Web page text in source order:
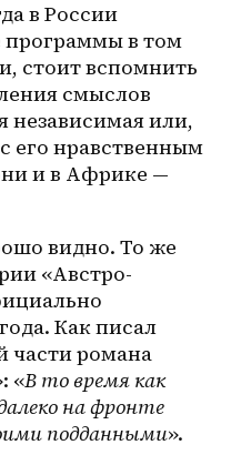
в России
в том
стоит вспомнить
смыслов
независимая или,
его нравственным
и в Африке —
видно. То же
«Австро-
Как писал
части романа
«В то время как
на фронте
подданными».